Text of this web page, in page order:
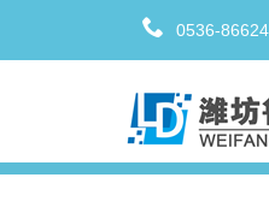
0536-